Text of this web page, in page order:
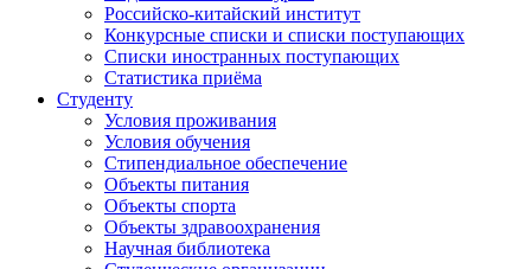
Российско-китайский институт
Конкурсные списки и списки поступающих
Списки иностранных поступающих
Статистика приёма
Студенту
Условия проживания
Условия обучения
Стипендиальное обеспечение
Объекты питания
Объекты спорта
Объекты здравоохранения
Научная библиотека